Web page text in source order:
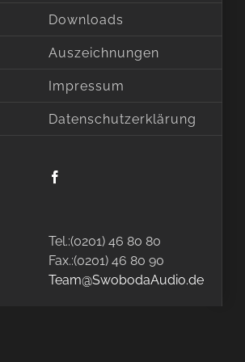
Downloads
Auszeichnungen
Impressum
Datenschutzerklärung
Tel.:(0201) 46 80 80
Fax.:(0201) 46 80 90
Team@SwobodaAudio.de